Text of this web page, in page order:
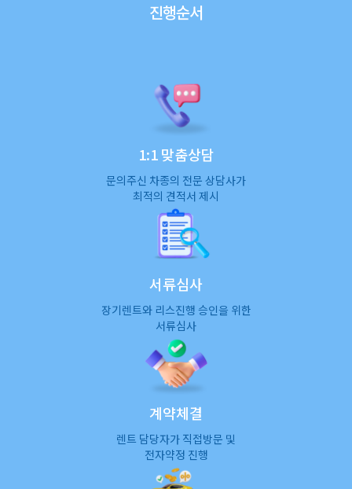
진행순서
1:1 맞춤상담
문의주신 차종의 전문 상담사가
최적의 견적서 제시
서류심사
장기렌트와 리스진행 승인을 위한
서류심사
계약체결
렌트 담당자가 직접방문 및
전자약정 진행